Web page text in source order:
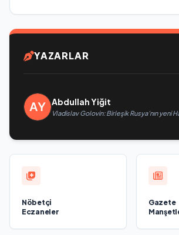
YAZARLAR
Abdullah Yiğit
Vladislav Golovin: Birleşik Rusya’nın yeni
Nöbetçi
Eczaneler
Gazete